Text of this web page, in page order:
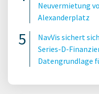
Neuvermietung
Alexanderplatz
NavVis sichert
Series-D-
Datengrundlage